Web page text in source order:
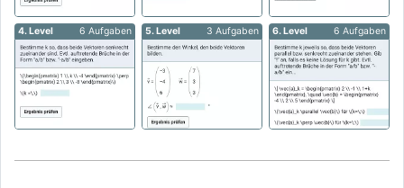
4. Level 6 Aufgaben 5. Level 3 Aufgaben 6. Level 6 Aufgaben